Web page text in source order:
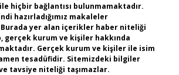
hiçbir bağlantısı bulunmamaktadır.
hazırladığımız makaleler
Burada yer alan içerikler haber niteliği
gerçek kurum ve kişiler hakkında
Gerçek kurum ve kişiler ile isim
tesadüfidir. Sitemizdeki bilgiler
tavsiye niteliği taşımazlar.